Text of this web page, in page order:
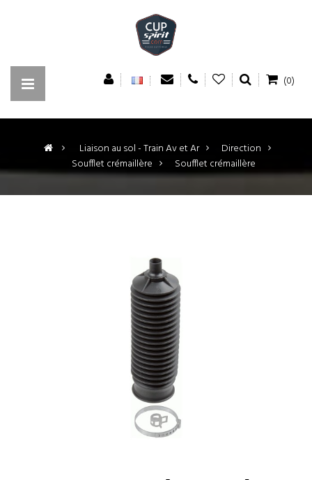
(0)
> Liaison au sol - Train Av et Ar >
Direction
Soufflet crémaillère > Soufflet crémaillère